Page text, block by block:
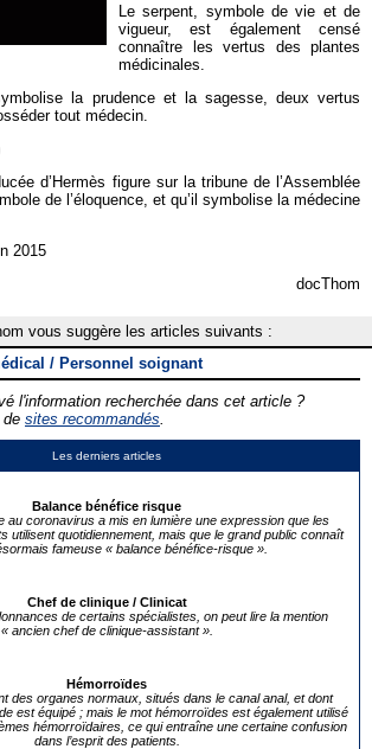
Les derniers articles
Balance bénéfice risque
au coronavirus a mis en lumière une expression que les
utilisent quotidiennement, mais que le grand public connaît
fameuse « balance bénéfice-risque ».
Chef de clinique / Clinicat
de certains spécialistes, on peut lire la mention
« ancien chef de clinique-assistant ».
Hémorroïdes
des organes normaux, situés dans le canal anal, et dont
est équipé ; mais le mot hémorroïdes est également utilisé
hémorroïdaires, ce qui entraîne une certaine confusion
dans l’esprit des patients.
Le serpent, symbole de vie et de
vigueur, est également censé
connaître les vertus des plantes
médicinales.
la prudence et la sagesse, deux vertus
tout médecin.
d’Hermès figure sur la tribune de l’Assemblée
de l’éloquence, et qu’il symbolise la médecine
2015
docThom
vous suggère les articles suivants :
/ Personnel soignant
l'information recherchée dans cet article ?
de sites recommandés